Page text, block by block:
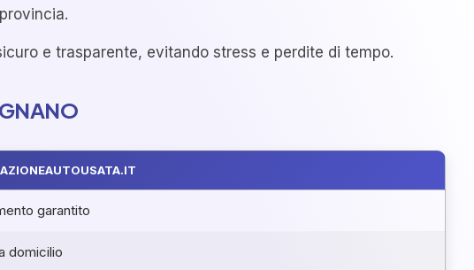
e trasparente, evitando stress e perdite di tempo.
garantito
domicilio